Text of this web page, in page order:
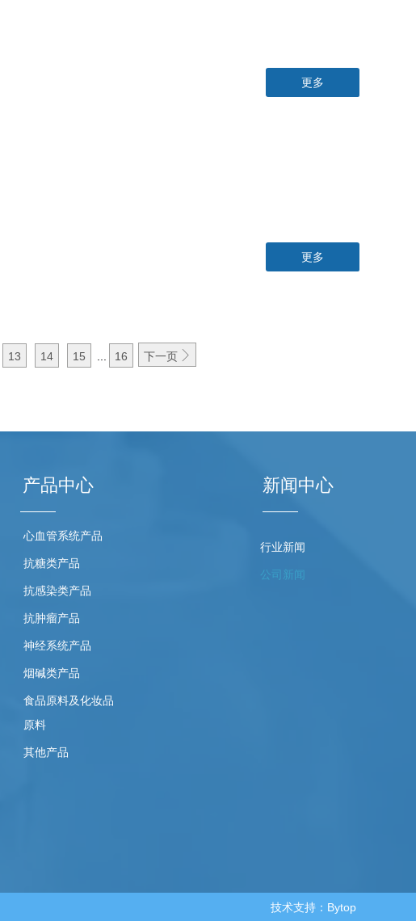
产品中心
心血管系统产品
抗糖类产品
抗感染类产品
抗肿瘤产品
神经系统产品
烟碱类产品
食品原料及化妆品
原料
其他产品
行业新闻
公司新闻
新闻中心
技术支持：Bytop
更多
更多
13 14 15 16 下一页 